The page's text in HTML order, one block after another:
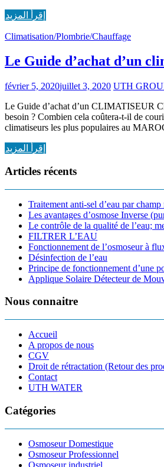
إقرأ المزيد
Climatisation/Plombrie/Chauffage
Le Guide d’achat d’un
février 5, 2020juillet 3, 2020 UTH
Le Guide d’achat d’un CLIMATISEUR
besoin ? Combien cela coûtera-t-il de
climatiseurs les plus populaires au
إقرأ المزيد
Articles récents
Traitement anti-sel d’eau par
Les avantages d’osmose Inverse
Le contrôle de la qualité de l’eau;
FILTRER L’EAU
Fonctionnement de l’osmoseur à
Désinfection de l’eau
Principe de fonctionnement d’une
Applique Solaire Détecteur de
Nous connaitre
Accueil
A propos de nous
CGV
Droit de rétractation (Retour des
Contact
UTH WATER
Catégories
Osmoseur Domestique
Osmoseur Professionnel
Osmoseur industriel